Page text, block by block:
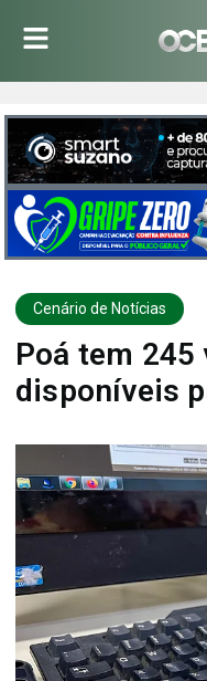
Cenário de Notícias
Poá tem 245
disponíveis